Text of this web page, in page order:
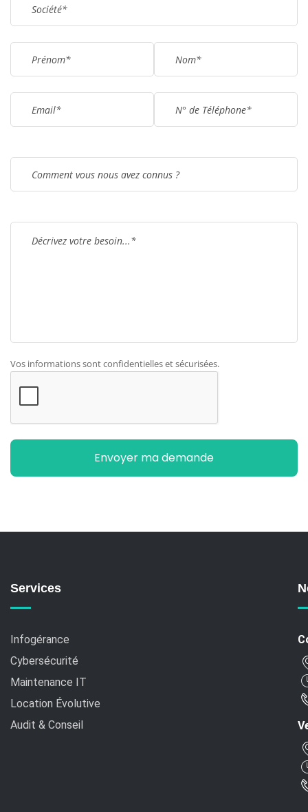
Vos informations sont confidentielles et sécurisées.
Services
Infogérance
Cybersécurité
Maintenance IT
Location Évolutive